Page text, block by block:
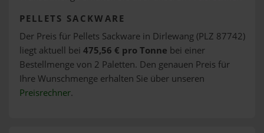
PELLETS SACKWARE
Der Preis für Pellets Sackware in Dirlewang (PLZ 87742)
liegt aktuell bei 475,56 € pro Tonne bei einer
Bestellmenge von 2 Paletten. Den genauen Preis für
Ihre Wunschmenge erhalten Sie über unseren
Preisrechner.